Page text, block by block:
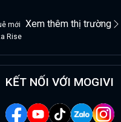
mới
Rise
Xem thêm thị trường
KẾT NỐI VỚI MOGIVI